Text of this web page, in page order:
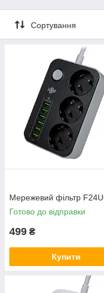
Сортування
Мережевий фільтр
Готово до відправки
499 ₴
Купити